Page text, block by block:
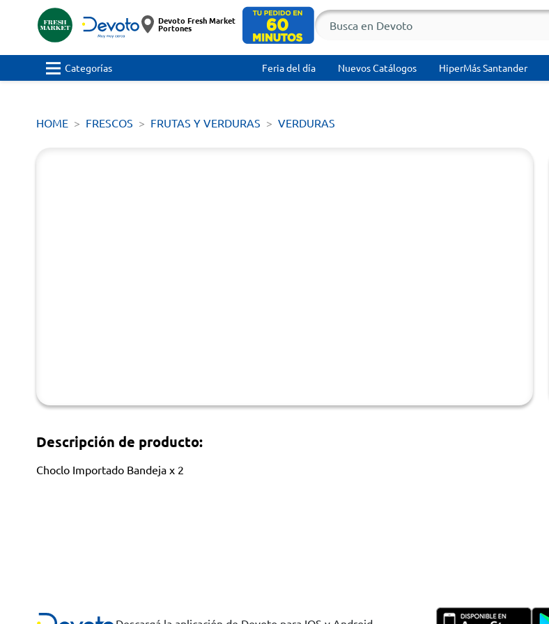
Devoto Fresh Market
Portones
Categorías Feria del día Nuevos Catálogos HiperMás Santander
HOME FRESCOS FRUTAS Y VERDURAS VERDURAS
Descripción de producto:
Choclo Importado Bandeja x 2